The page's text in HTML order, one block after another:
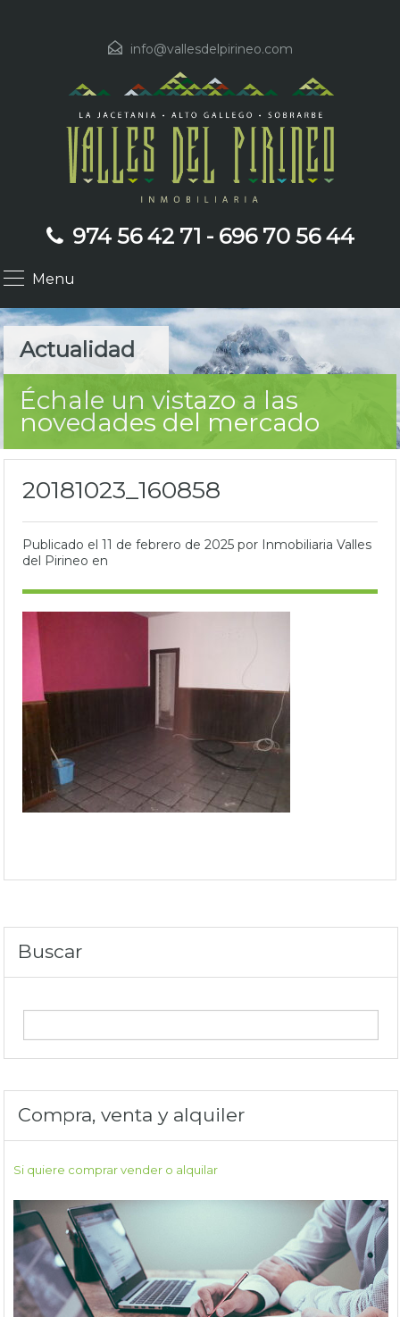
info@vallesdelpirineo.com
Menu
974 56 42 71 - 696 70 56 44
Actualidad
Échale un vistazo a las
novedades del mercado
20181023_160858
Publicado el 11 de febrero de 2025 por Inmobiliaria Valles
del Pirineo en
Buscar
Compra, venta y alquiler
Si quiere comprar vender o alquilar